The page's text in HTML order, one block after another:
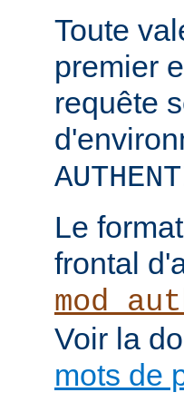
Toute
premier
requête
Le
frontal
Voir la
mots de